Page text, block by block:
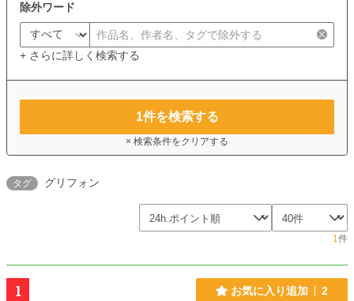
除外ワード
+ さらに詳しく検索する
1件を検索する
× 検索条件をクリアする
タグ グリフォン
1件
1 お気に入り追加 2